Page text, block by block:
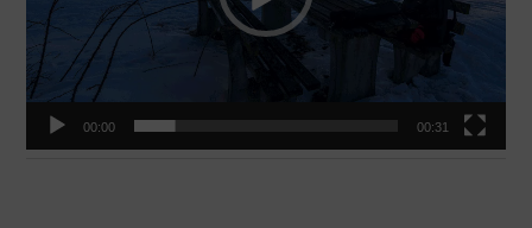
00:00 00:31